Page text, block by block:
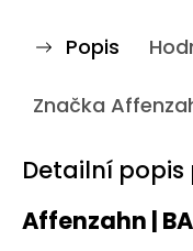
Popis
Značka
Detailní
Affenzahn |